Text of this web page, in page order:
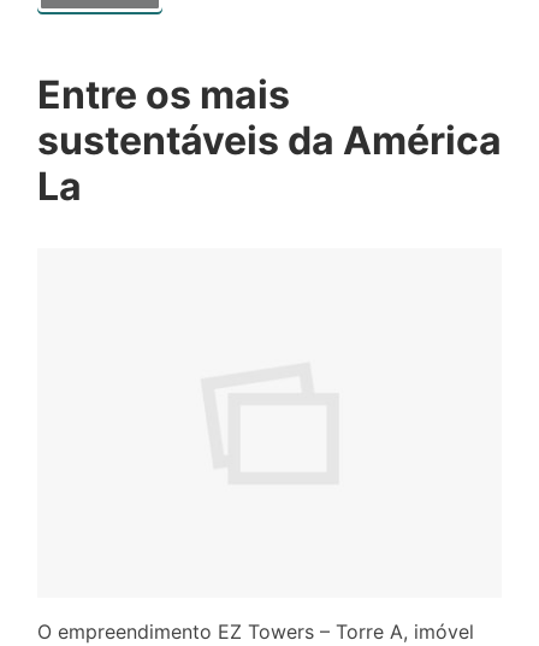
Entre os mais
sustentáveis da América
La
O empreendimento EZ Towers – Torre A, imóvel